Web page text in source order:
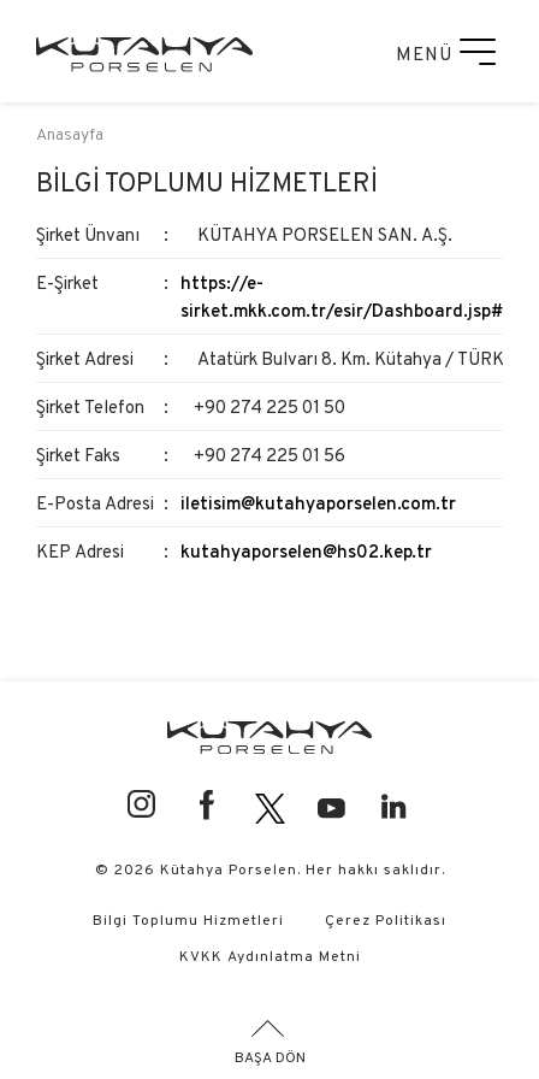
MENÜ
Anasayfa
BILGI TOPLUMU HIZMETLERI
Şirket Ünvanı KÜTAHYA PORSELEN SAN. A.Ş.
E-Şirket
https://e-
sirket.mkk.com.tr/esir/Dashboard.jsp#/
Şirket Adresi Atatürk Bulvarı 8. Km. Kütahya / TÜRKİYE
Şirket Telefon +90 274 225 01 50
Şirket Faks +90 274 225 01 56
E-Posta Adresi iletisim@kutahyaporselen.com.tr
KEP Adresi kutahyaporselen@hs02.kep.tr
© 2026 Kütahya Porselen. Her hakkı saklıdır.
Bilgi Toplumu Hizmetleri
Çerez Politikası
KVKK Aydınlatma Metni
BAŞA DÖN